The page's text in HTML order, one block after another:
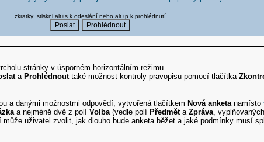
zkratky: stiskni alt+s k odeslání nebo alt+p k prohlédnutí
stránky v úsporném horizontálním režimu.
a Prohlédnouttaké možnost kontroly pravopisu pomocí tlačítka
a danými možnostmi odpovědí, vytvořená tlačítkem Nová anketa namísto
a nejméně dvě z políVolba (vedle polí PředmětaZpráva ,
uživatel zvolit, jak dlouho bude anketa běžet a jaké podmínky musí